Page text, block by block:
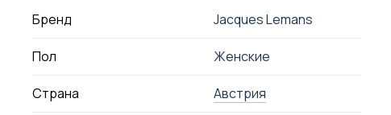
Бренд Jacques Lemans
Пол Женские
Страна Австрия